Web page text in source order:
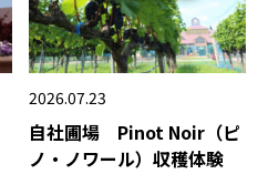
2026.07.23
自社圃場 Pinot Noir（ピ
ノ・ノワール）収穫体験